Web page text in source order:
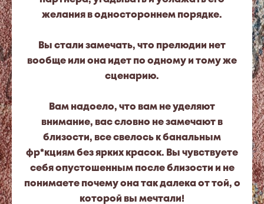
желания в одностороннем порядке.
Вы стали замечать, что прелюдии нет
вообще или она идет по одному и тому же
сценарию.
Вам надоело, что вам не уделяют
внимание, вас словно не замечают в
близости, все свелось к банальным
фр*кциям без ярких красок. Вы чувствуете
себя опустошенным после близости и не
понимаете почему она так далека от той, о
которой вы мечтали!